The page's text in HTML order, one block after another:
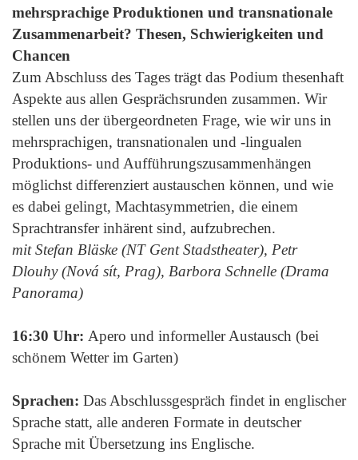
mehrsprachige Produktionen und transnationale
Zusammenarbeit? Thesen, Schwierigkeiten und
Chancen
Zum Abschluss des Tages trägt das Podium thesenhaft
Aspekte aus allen Gesprächsrunden zusammen. Wir
stellen uns der übergeordneten Frage, wie wir uns in
mehrsprachigen, transnationalen und -lingualen
Produktions- und Aufführungszusammenhängen
möglichst differenziert austauschen können, und wie
es dabei gelingt, Machtasymmetrien, die einem
Sprachtransfer inhärent sind, aufzubrechen.
mit Stefan Bläske (NT Gent Stadstheater), Petr
Dlouhy (Nová sít, Prag), Barbora Schnelle (Drama
Panorama)
16:30 Uhr: Apero und informeller Austausch (bei
schönem Wetter im Garten)
Sprachen: Das Abschlussgespräch findet in englischer
Sprache statt, alle anderen Formate in deutscher
Sprache mit Übersetzung ins Englische.